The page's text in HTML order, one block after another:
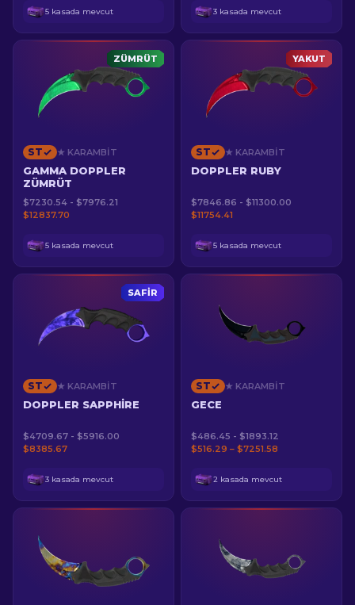
5 kasada mevcut 3 kasada mevcut
ZÜMRÜT
ST ★ KARAMBIT
GAMMA DOPPLER
ZÜMRÜT
$7230.54 - $7976.21
$12837.70
5 kasada mevcut
YAKUT
ST ★ KARAMBIT
DOPPLER RUBY
$7846.86 - $11300.00
$11754.41
5 kasada mevcut
SAFIR
ST ★ KARAMBIT
DOPPLER SAPPHIRE
$4709.67 - $5916.00
$8385.67
3 kasada mevcut
ST ★ KARAMBIT
GECE
$486.45 - $1893.12
$516.29 – $7251.58
2 kasada mevcut